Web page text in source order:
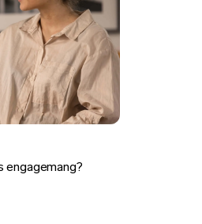
engagemang?